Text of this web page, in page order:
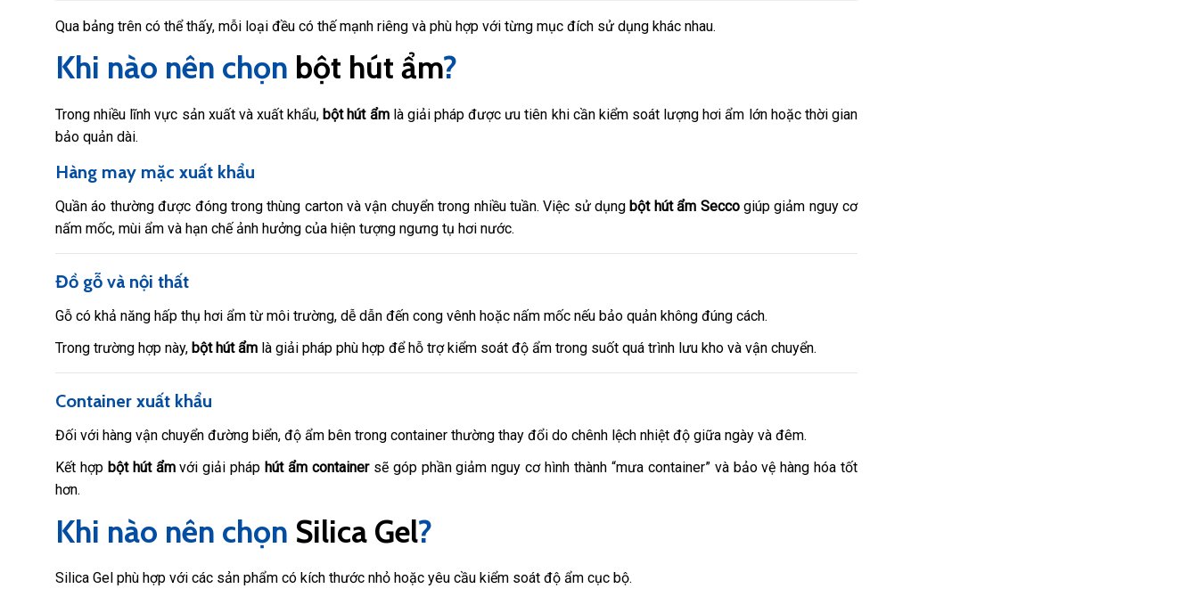
Qua bảng trên có thể thấy, mỗi loại đều có thế mạnh riêng và phù hợp với từng mục đích sử dụng khác nhau.
Khi nào nên chọn bột hút ẩm?
Trong nhiều lĩnh vực sản xuất và xuất khẩu,bột hút ẩmlà giải pháp được ưu tiên khi cần kiểm soát lượng hơi ẩm lớn hoặc thời gian
bảo quản dài.
Hàng may mặc xuất khẩu
Quần áo thường được đóng trong thùng carton và vận chuyển trong nhiều tuần. Việc sử dụngbột hút ẩm Seccogiúp giảm nguy cơ
nấm mốc, mùi ẩm và hạn chế ảnh hưởng của hiện tượng ngưng tụ hơi nước.
Đồ gỗ và nội thất
Gỗ có khả năng hấp thụ hơi ẩm từ môi trường, dễ dẫn đến cong vênh hoặc nấm mốc nếu bảo quản không đúng cách.
Trong trường hợp này, bột hút ẩm là giải pháp phù hợp để hỗ trợ kiểm soát độ ẩm trong suốt quá trình lưu kho và vận chuyển.
Container xuất khẩu
Đối với hàng vận chuyển đường biển, độ ẩm bên trong container thường thay đổi do chênh lệch nhiệt độ giữa ngày và đêm.
Kết hợp bột hút ẩmvới giải pháp hút ẩm containersẽ góp phần giảm nguy cơ hình thành “mưa container” và bảo vệ hàng hóa tốt
hơn.
Khi nào nên chọn Silica Gel?
Silica Gel phù hợp với các sản phẩm có kích thước nhỏ hoặc yêu cầu kiểm soát độ ẩm cục bộ.